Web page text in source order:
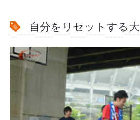
自分をリセットする